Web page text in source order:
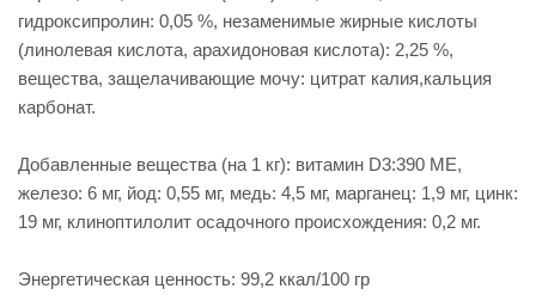
гидроксипролин: 0,05 %, незаменимые жирные кислоты
(линолевая кислота, арахидоновая кислота): 2,25 %,
вещества, защелачивающие мочу: цитрат калия,кальция
карбонат.
Добавленные вещества (на 1 кг): витамин D3:390 ME,
железо: 6 мг, йод: 0,55 мг, медь: 4,5 мг, марганец: 1,9 мг, цинк:
19 мг, клиноптилолит осадочного происхождения: 0,2 мг.
Энергетическая ценность: 99,2 ккал/100 гр